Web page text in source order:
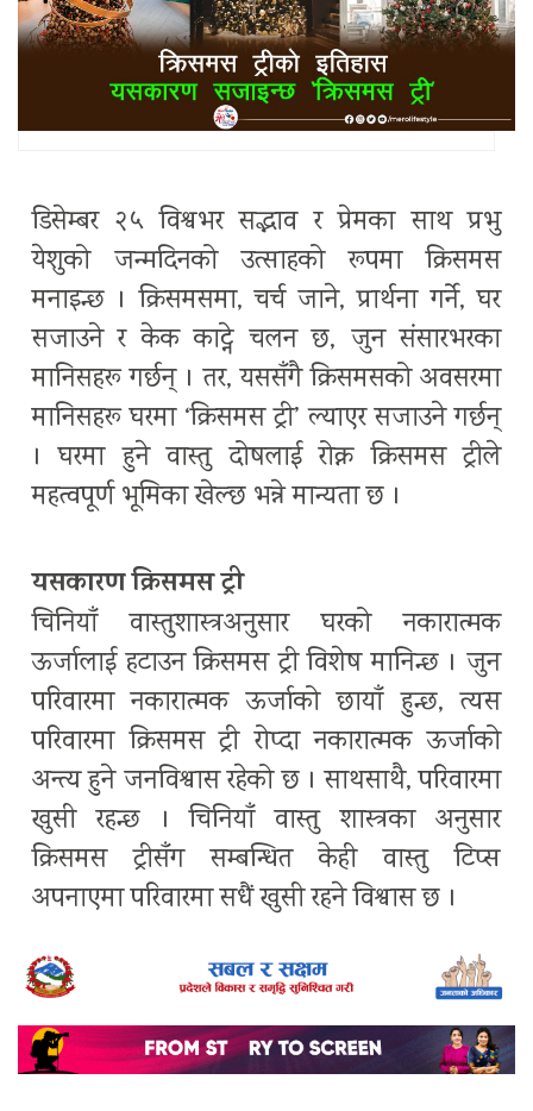
डिसेम्बर २५ विश्वभर सद्भाव र प्रेमका साथ प्रभु
येशुको जन्मदिनको उत्साहको रूपमा क्रिसमस
मनाइन्छ । क्रिसमसमा, चर्च जाने, प्रार्थना गर्ने, घर
सजाउने र केक काट्ने चलन छ, जुन संसारभरका
मानिसहरू गर्छन् । तर, यससँगै क्रिसमसको अवसरमा
मानिसहरू घरमा ‘क्रिसमस ट्री’ ल्याएर सजाउने गर्छन्
। घरमा हुने वास्तु दोषलाई रोक्न क्रिसमस ट्रीले
महत्वपूर्ण भूमिका खेल्छ भन्ने मान्यता छ ।
यसकारण क्रिसमस ट्री
चिनियाँ वास्तुशास्त्रअनुसार घरको नकारात्मक
ऊर्जालाई हटाउन क्रिसमस ट्री विशेष मानिन्छ । जुन
परिवारमा नकारात्मक ऊर्जाको छायाँ हुन्छ, त्यस
परिवारमा क्रिसमस ट्री रोप्दा नकारात्मक ऊर्जाको
अन्त्य हुने जनविश्वास रहेको छ । साथसाथै, परिवारमा
खुसी रहन्छ । चिनियाँ वास्तु शास्त्रका अनुसार
क्रिसमस ट्रीसँग सम्बन्धित केही वास्तु टिप्स
अपनाएमा परिवारमा सधैं खुसी रहने विश्वास छ ।